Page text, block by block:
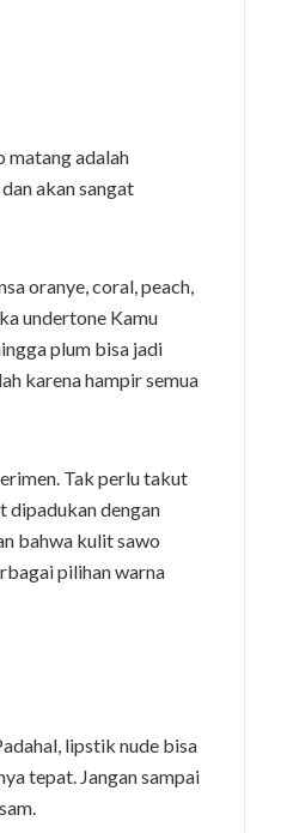
matang adalah
akan sangat
oranye, coral, peach,
undertone Kamu
plum bisa jadi
karena hampir semua
Tak perlu takut
dipadukan dengan
bahwa kulit sawo
pilihan warna
lipstik nude bisa
tepat. Jangan sampai